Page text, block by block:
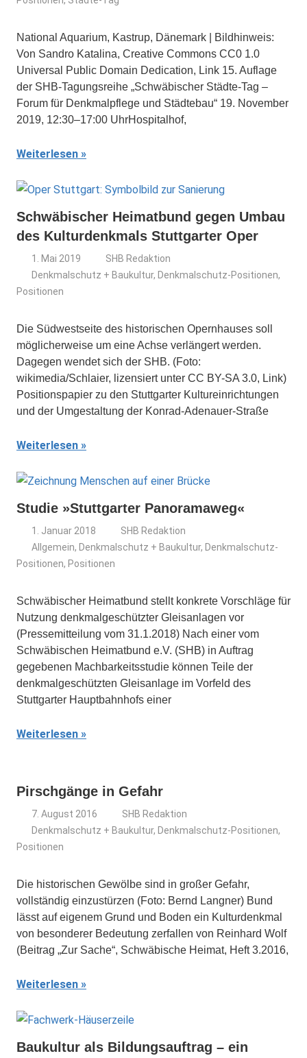
National Aquarium, Kastrup, Dänemark | Bildhinweis:
Von Sandro Katalina, Creative Commons CC0 1.0
Universal Public Domain Dedication, Link 15. Auflage
der SHB-Tagungsreihe „Schwäbischer Städte-Tag –
Forum für Denkmalpflege und Städtebau“ 19. November
2019, 12:30–17:00 UhrHospitalhof,
Weiterlesen
Schwäbischer Heimatbund gegen Umbau
des Kulturdenkmals Stuttgarter Oper
1. Mai 2019
SHB Redaktion
Denkmalschutz + Baukultur, Denkmalschutz-Positionen,
Positionen
Die Südwestseite des historischen Opernhauses soll
möglicherweise um eine Achse verlängert werden.
Dagegen wendet sich der SHB. (Foto:
wikimedia/Schlaier, lizensiert unter CC BY-SA 3.0, Link)
Positionspapier zu den Stuttgarter Kultureinrichtungen
und der Umgestaltung der Konrad-Adenauer-Straße
Weiterlesen
Studie »Stuttgarter Panoramaweg«
1. Januar 2018
SHB Redaktion
Allgemein, Denkmalschutz + Baukultur, Denkmalschutz-
Positionen, Positionen
Schwäbischer Heimatbund stellt konkrete Vorschläge für
Nutzung denkmalgeschützter Gleisanlagen vor
(Pressemitteilung vom 31.1.2018) Nach einer vom
Schwäbischen Heimatbund e.V. (SHB) in Auftrag
gegebenen Machbarkeitsstudie können Teile der
denkmalgeschützten Gleisanlage im Vorfeld des
Stuttgarter Hauptbahnhofs einer
Weiterlesen
Pirschgänge in Gefahr
7. August 2016
SHB Redaktion
Denkmalschutz + Baukultur, Denkmalschutz-Positionen,
Positionen
Die historischen Gewölbe sind in großer Gefahr,
vollständig einzustürzen (Foto: Bernd Langner) Bund
lässt auf eigenem Grund und Boden ein Kulturdenkmal
von besonderer Bedeutung zerfallen von Reinhard Wolf
(Beitrag „Zur Sache“, Schwäbische Heimat, Heft 3.2016,
Weiterlesen
Baukultur als Bildungsauftrag – ein